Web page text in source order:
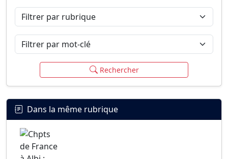
Filtrer par rubrique
Filtrer par mot-clé
Rechercher
Dans la même rubrique